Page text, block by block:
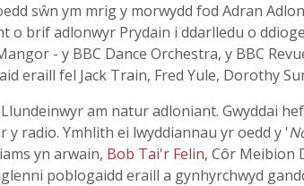
sŵn ym mrig y morwydd fod Adran
o brif adlonwyr Prydain i ddarlledu o
- y BBC Dance Orchestra, y BBC
eraill fel Jack Train, Fred Yule, Dorothy
am natur adloniant. Gwyddai
radio. Ymhlith ei lwyddiannau yr oedd y '
yn arwain, Bob Tai'r Felin, Côr Meibion
poblogaidd eraill a gynhyrchwyd